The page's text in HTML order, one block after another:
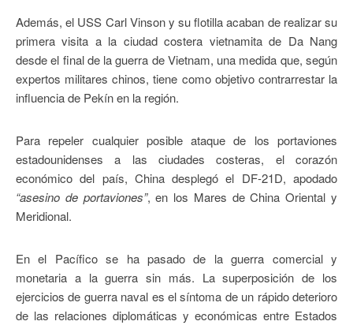
Además, el USS Carl Vinson y su flotilla acaban de realizar su
primera visita a la ciudad costera vietnamita de Da Nang
desde el final de la guerra de Vietnam, una medida que, según
expertos militares chinos, tiene como objetivo contrarrestar la
influencia de Pekín en la región.
Para repeler cualquier posible ataque de los portaviones
estadounidenses a las ciudades costeras, el corazón
económico del país, China desplegó el DF-21D, apodado
“asesino de portaviones”, en los Mares de China Oriental y
Meridional.
En el Pacífico se ha pasado de la guerra comercial y
monetaria a la guerra sin más. La superposición de los
ejercicios de guerra naval es el síntoma de un rápido deterioro
de las relaciones diplomáticas y económicas entre Estados